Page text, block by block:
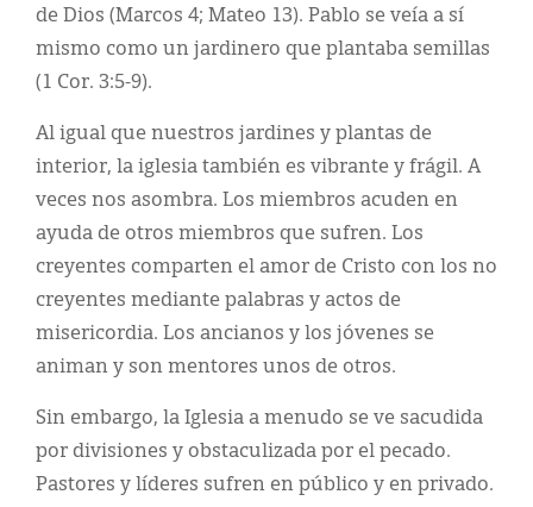
de Dios (Marcos 4; Mateo 13). Pablo se veía a sí
mismo como un jardinero que plantaba semillas
(1 Cor. 3:5-9).
Al igual que nuestros jardines y plantas de
interior, la iglesia también es vibrante y frágil. A
veces nos asombra. Los miembros acuden en
ayuda de otros miembros que sufren. Los
creyentes comparten el amor de Cristo con los no
creyentes mediante palabras y actos de
misericordia. Los ancianos y los jóvenes se
animan y son mentores unos de otros.
Sin embargo, la Iglesia a menudo se ve sacudida
por divisiones y obstaculizada por el pecado.
Pastores y líderes sufren en público y en privado.